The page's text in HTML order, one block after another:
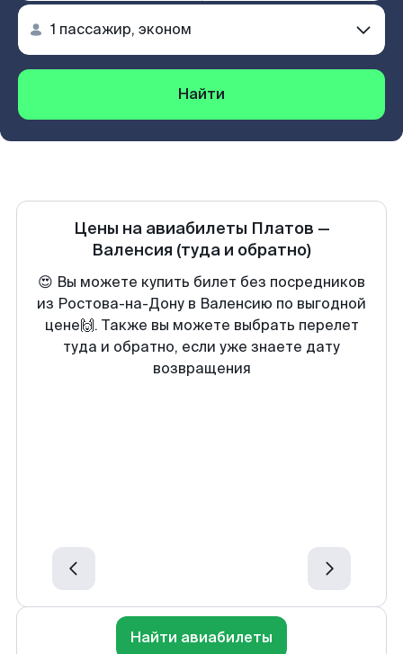
Найти
Цены на авиабилеты Платов —
Валенсия (туда и обратно)
😍 Вы можете купить билет без посредников
из Ростова-на-Дону в Валенсию по выгодной
цене🙌. Также вы можете выбрать перелет
туда и обратно, если уже знаете дату
возвращения
Найти авиабилеты